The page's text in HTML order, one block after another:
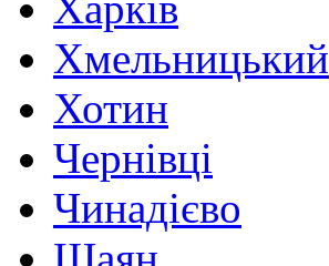
Хмельницький
Хотин
Чернівці
Чинадієво